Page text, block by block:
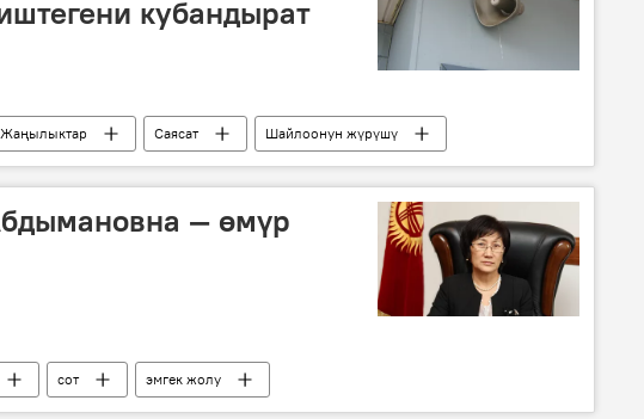
кубандырат
Жаңылыктар Саясат
Шайлоонун жүрүшү
партия Шайлоо-2015
— өмүр
сот эмгек жолу